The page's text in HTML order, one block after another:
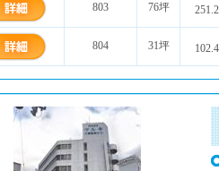
803 76坪
804 31坪